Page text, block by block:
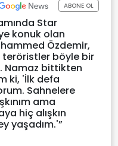
ABONE OL
Star
konuk olan
Özdemir,
teröristler böyle bir
Namaz bittikten
ki, 'İlk defa
Sahnelere
ama
hiç alışkın
yaşadım.'”